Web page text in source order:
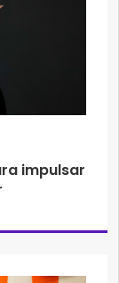
impulsar